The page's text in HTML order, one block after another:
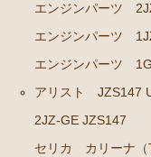
エンジンパーツ
エンジンパーツ
エンジンパーツ
アリスト JZS147
2JZ-GE JZS147
セリカ カリーナ（